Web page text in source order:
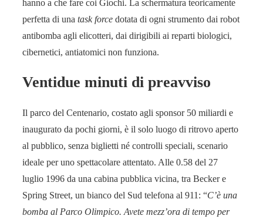
hanno a che fare coi Giochi. La schermatura teoricamente
perfetta di una task force dotata di ogni strumento dai robot
antibomba agli elicotteri, dai di­rigibili ai reparti biologici,
cibernetici, antiatomici non funziona.
Ventidue minuti di preavviso
Il parco del Centenario, costato agli sponsor 50 miliardi e
inaugurato da pochi giorni, è il solo luogo di ritrovo aperto
al pubblico, senza biglietti né controlli speciali, scenario
ideale per uno spettacolare attentato. Alle 0.58 del 27
luglio 1996 da una cabina pub­blica vicina, tra Becker e
Spring Street, un bianco del Sud telefona al 911: “C’è una
bomba al Parco Olimpico. Avete mezz’ora di tempo per